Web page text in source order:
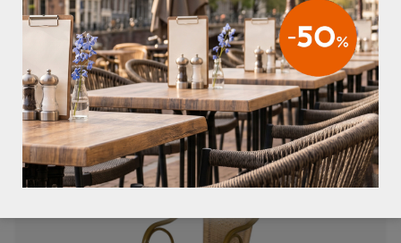
TERRASSTOEL SAINT TROPEZ Z/A ZWART €44,95